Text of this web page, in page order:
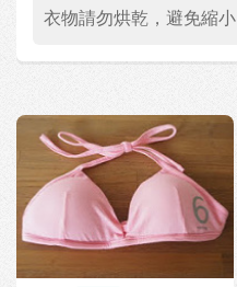
衣物請勿烘乾，避免縮小